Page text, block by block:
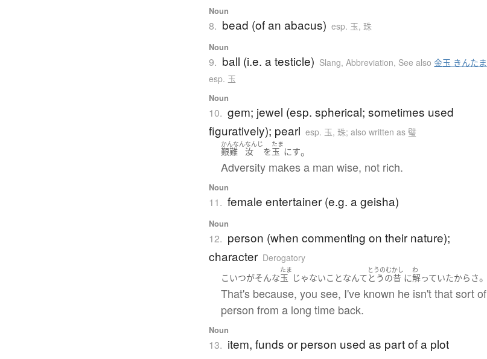
Noun
8. bead (of an abacus) esp. 玉, 珠
Noun
9. ball (i.e. a testicle) Slang,Abbreviation, See also金玉 きんたま
esp. 玉
Noun
10. gem; jewel (esp. spherical; sometimes used
figuratively); pearl esp. 玉, 珠; also written as 璧
かんなん
艱難
なんじ
汝 を
たま
玉 にす。
Adversity makes a man wise, not rich.
Noun
11. female entertainer (e.g. a geisha)
Noun
12. person (when commenting on their nature);
character Derogatory
こいつがそんな
たま
玉 じゃないことなんて
とうのむかし
とうの昔 に
わ
解っていたから さ。
That's because, you see, I've known he isn't that sort of
person from a long time back.
Noun
13. item, funds or person used as part of a plot